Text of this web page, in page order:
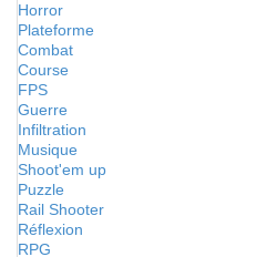
Horror
Plateforme
Combat
Course
FPS
Guerre
Infiltration
Musique
Shoot'em up
Puzzle
Rail Shooter
Réflexion
RPG